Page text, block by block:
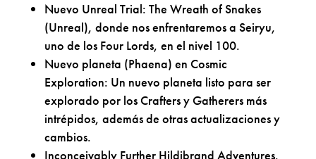
Nuevo Unreal Trial: The Wreath of Snakes
(Unreal), donde nos enfrentaremos a Seiryu,
uno de los Four Lords, en el nivel 100.
Nuevo planeta (Phaena) en Cosmic
Exploration: Un nuevo planeta listo para ser
explorado por los Crafters y Gatherers más
intrépidos, además de otras actualizaciones y
cambios.
Inconceivably Further Hildibrand Adventures.